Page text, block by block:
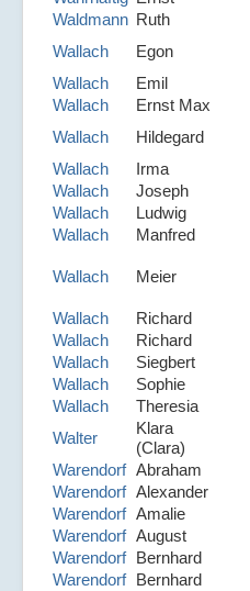
Waldmann Ruth
Wallach
Egon
Wallach
Emil
Wallach
Ernst Max
Wallach
Hildegard
Wallach
Irma
Wallach
Joseph
Wallach
Ludwig
Wallach
Manfred
Wallach Meier
Wallach
Richard
Wallach
Richard
Wallach
Siegbert
Wallach
Sophie
Wallach
Theresia
Walter
Klara
(Clara)
Warendorf Abraham
Warendorf Alexander
Warendorf Amalie
Warendorf August
Warendorf Bernhard
Warendorf Bernhard